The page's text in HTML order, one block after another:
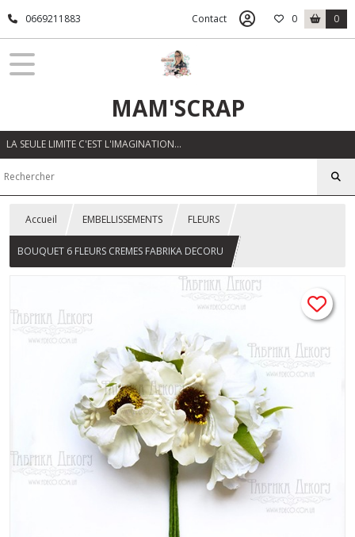
0669211883 Contact 0 0
MAM'SCRAP
LA SEULE LIMITE C'EST L'IMAGINATION…
Accueil EMBELLISSEMENTS FLEURS
BOUQUET 6 FLEURS CREMES FABRIKA DECORU